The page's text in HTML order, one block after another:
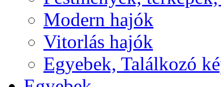
Modern hajók
Vitorlás hajók
Egyebek, Találkozó